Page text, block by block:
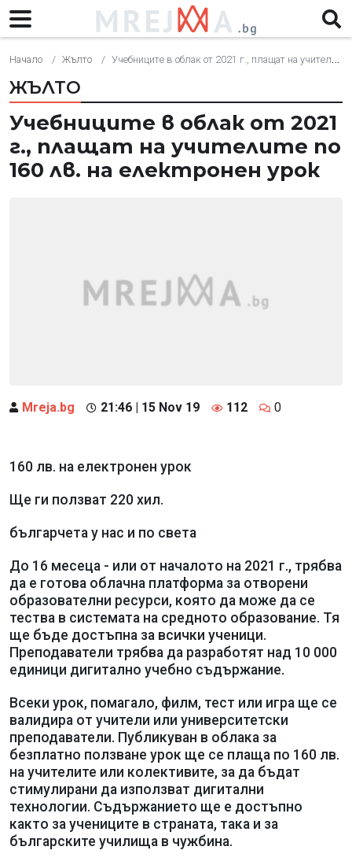
Начало Жълто Учебниците в облак от 2021 г., плащат на учителите по 160 лв. на електронен урок
ЖЪЛТО
Учебниците в облак от 2021
г., плащат на учителите по
160 лв. на електронен урок
Mreja.bg 21:46 | 15 Nov 19 112 0
160 лв. на електронен урок
Ще ги ползват 220 хил.
българчета у нас и по света
До 16 месеца - или от началото на 2021 г., трябва
да е готова облачна платформа за отворени
образователни ресурси, която да може да се
тества в системата на средното образование. Тя
ще бъде достъпна за всички ученици.
Преподаватели трябва да разработят над 10 000
единици дигитално учебно съдържание.
Всеки урок, помагало, филм, тест или игра ще се
валидира от учители или университетски
преподаватели. Публикуван в облака за
безплатно ползване урок ще се плаща по 160 лв.
на учителите или колективите, за да бъдат
стимулирани да използват дигитални
технологии. Съдържанието ще е достъпно
както за учениците в страната, така и за
българските училища в чужбина.